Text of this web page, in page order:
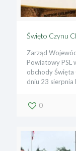
Święto Czynu
Zarząd
Powiatowy PSL
obchody Święta
dniu 23 sierpnia
0